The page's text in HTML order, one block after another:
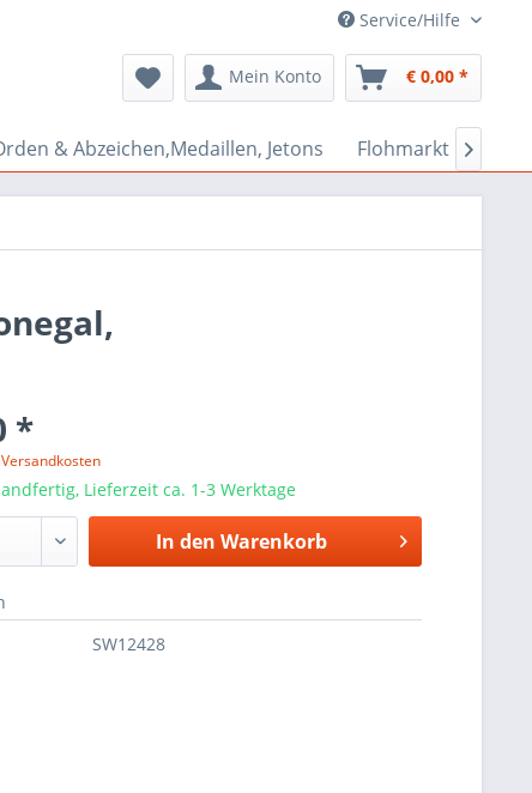
Service/Hilfe
Mein Konto € 0,00 *
& Abzeichen,Medaillen, Jetons Flohmarkt Bazar

*
Lieferzeit ca. 1-3 Werktage
In den Warenkorb
SW12428